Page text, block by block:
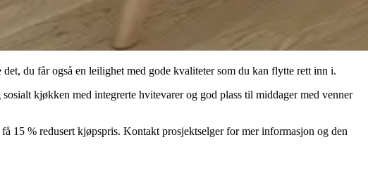
du får også en leilighet med gode kvaliteter som du kan flytte rett inn i.
kjøkken med integrerte hvitevarer og god plass til middager med venner
15 % redusert kjøpspris. Kontakt prosjektselger for mer informasjon og den